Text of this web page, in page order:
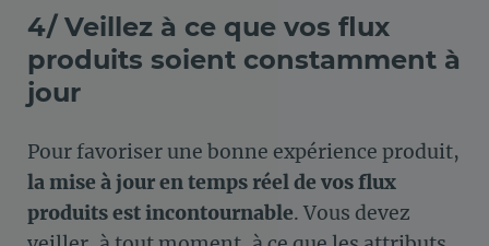
4/ Veillez à ce que vos flux
produits soient constamment à
jour
Pour favoriser une bonne expérience produit,
la mise à jour en temps réel de vos flux
produits est incontournable. Vous devez